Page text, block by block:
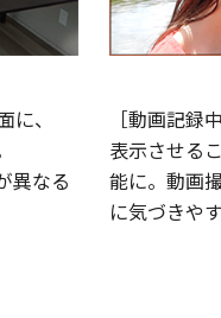
、
異なる
［動画記録
表示させる
能に。動画
に気づきや